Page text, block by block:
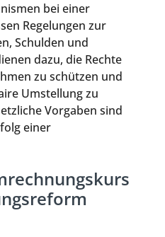
bei einer
Regelungen zur
Schulden und
dazu, die Rechte
zu schützen und
Umstellung zu
Vorgaben sind
einer